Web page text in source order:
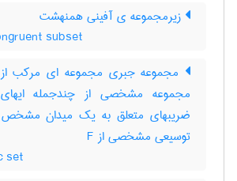
زیرمجموعه ی آفینی همنهشت
subset
مجموعه جبری مجموعه ای مرکب
توسیعی مشخصی از F
set